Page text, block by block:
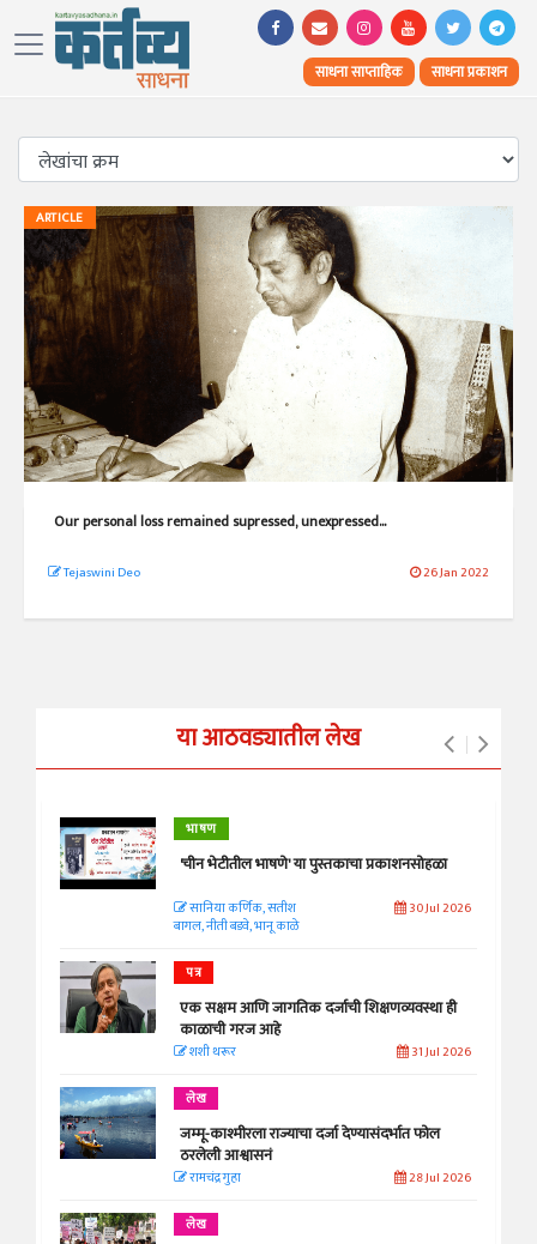
साधना साप्ताहिक साधना प्रकाशन
ARTICLE
Our personal loss remained supressed, unexpressed...
Tejaswini Deo 26 Jan 2022
या आठवड्यातील लेख
भाषण
'चीन भेटीतील भाषणे' या पुस्तकाचा प्रकाशनसोहळा
सानिया कर्णिक, सतीश
बागल, नीती बडवे, भानू काळे
30 Jul 2026
पत्र
एक सक्षम आणि जागतिक दर्जाची शिक्षणव्यवस्था ही
काळाची गरज आहे
शशी थरूर 31 Jul 2026
लेख
जम्मू-काश्मीरला राज्याचा दर्जा देण्यासंदर्भात फोल
ठरलेली आश्वासनं
रामचंद्र गुहा 28 Jul 2026
लेख